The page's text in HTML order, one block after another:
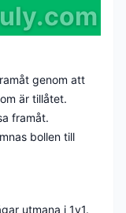
genom att
är tillåtet.
framåt.
bollen till
utmana i 1v1.